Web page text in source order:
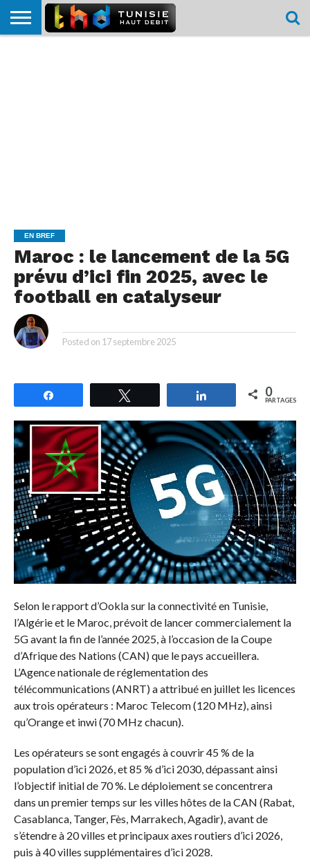
EN BREF
Maroc : le lancement de la 5G
prévu d’ici fin 2025, avec le
football en catalyseur
Posted on 17 septembre 2025
Partagez 0
PARTAGES
Selon le rapport d’Ookla sur la connectivité en Tunisie,
l’Algérie et le Maroc, prévoit de lancer commercialement la
5G avant la fin de l’année 2025, à l’occasion de la Coupe
d’Afrique des Nations (CAN) que le pays accueillera.
L’Agence nationale de réglementation des
télécommunications (ANRT) a attribué en juillet les licences
aux trois opérateurs : Maroc Telecom (120 MHz), ainsi
qu’Orange et inwi (70 MHz chacun).
Les opérateurs se sont engagés à couvrir 45 % de la
population d’ici 2026, et 85 % d’ici 2030, dépassant ainsi
l’objectif initial de 70 %. Le déploiement se concentrera
dans un premier temps sur les villes hôtes de la CAN (Rabat,
Casablanca, Tanger, Fès, Marrakech, Agadir), avant de
s’étendre à 20 villes et principaux axes routiers d’ici 2026,
puis à 40 villes supplémentaires d’ici 2028.